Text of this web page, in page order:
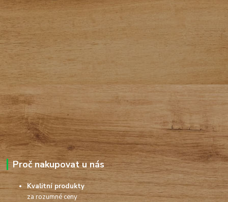
Proč nakupovat u nás
Kvalitní produkty
za rozumné ceny